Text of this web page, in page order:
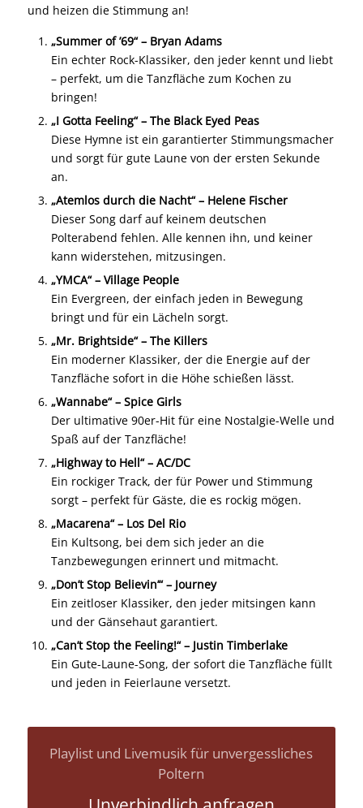
und heizen die Stimmung an!
„Summer of ’69“ – Bryan Adams
Ein echter Rock-Klassiker, den jeder kennt und liebt
– perfekt, um die Tanzfläche zum Kochen zu
bringen!
„I Gotta Feeling“ – The Black Eyed Peas
Diese Hymne ist ein garantierter Stimmungsmacher
und sorgt für gute Laune von der ersten Sekunde
an.
„Atemlos durch die Nacht“ – Helene Fischer
Dieser Song darf auf keinem deutschen
Polterabend fehlen. Alle kennen ihn, und keiner
kann widerstehen, mitzusingen.
„YMCA“ – Village People
Ein Evergreen, der einfach jeden in Bewegung
bringt und für ein Lächeln sorgt.
„Mr. Brightside“ – The Killers
Ein moderner Klassiker, der die Energie auf der
Tanzfläche sofort in die Höhe schießen lässt.
„Wannabe“ – Spice Girls
Der ultimative 90er-Hit für eine Nostalgie-Welle und
Spaß auf der Tanzfläche!
„Highway to Hell“ – AC/DC
Ein rockiger Track, der für Power und Stimmung
sorgt – perfekt für Gäste, die es rockig mögen.
„Macarena“ – Los Del Rio
Ein Kultsong, bei dem sich jeder an die
Tanzbewegungen erinnert und mitmacht.
„Don’t Stop Believin’“ – Journey
Ein zeitloser Klassiker, den jeder mitsingen kann
und der Gänsehaut garantiert.
„Can’t Stop the Feeling!“ – Justin Timberlake
Ein Gute-Laune-Song, der sofort die Tanzfläche füllt
und jeden in Feierlaune versetzt.
Playlist und Livemusik für unvergessliches
Poltern